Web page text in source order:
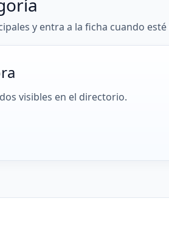
y entra a la ficha cuando
visibles en el directorio.